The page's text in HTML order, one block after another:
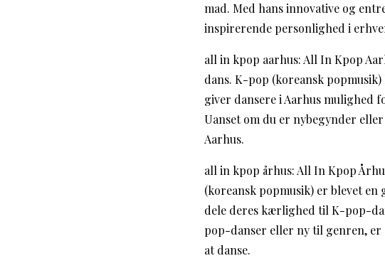
mad. Med hans innovative og
inspirerende personlighed i
all in kpop aarhus: All In Kpop
dans. K-pop (koreansk
giver dansere i Aarhus mulighed
Uanset om du er nybegynder
Aarhus.
all in kpop århus: All In Kpop
(koreansk popmusik) er blevet
dele deres kærlighed til K-pop-
pop-danser eller ny til genren, er
at danse.